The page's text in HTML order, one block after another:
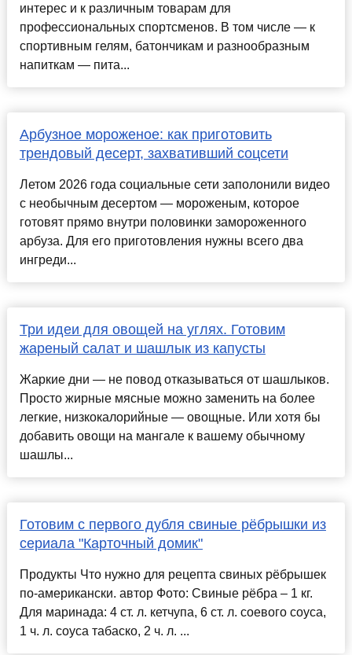
интерес и к различным товарам для
профессиональных спортсменов. В том числе — к
спортивным гелям, батончикам и разнообразным
напиткам — пита...
Арбузное мороженое: как приготовить
трендовый десерт, захвативший соцсети
Летом 2026 года социальные сети заполонили видео
с необычным десертом — мороженым, которое
готовят прямо внутри половинки замороженного
арбуза. Для его приготовления нужны всего два
ингреди...
Три идеи для овощей на углях. Готовим
жареный салат и шашлык из капусты
Жаркие дни — не повод отказываться от шашлыков.
Просто жирные мясные можно заменить на более
легкие, низкокалорийные — овощные. Или хотя бы
добавить овощи на мангале к вашему обычному
шашлы...
Готовим с первого дубля свиные рёбрышки из
сериала "Карточный домик"
Продукты Что нужно для рецепта свиных рёбрышек
по-американски. автор Фото: Свиные рёбра – 1 кг.
Для маринада: 4 ст. л. кетчупа, 6 ст. л. соевого соуса,
1 ч. л. соуса табаско, 2 ч. л. ...